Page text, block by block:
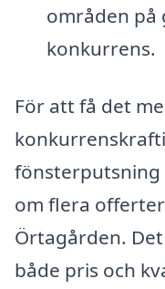
områden på
konkurrens.
För att få det
fönsterputsning
om flera
Örtagården.
både pris och